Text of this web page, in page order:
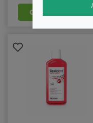
comprar